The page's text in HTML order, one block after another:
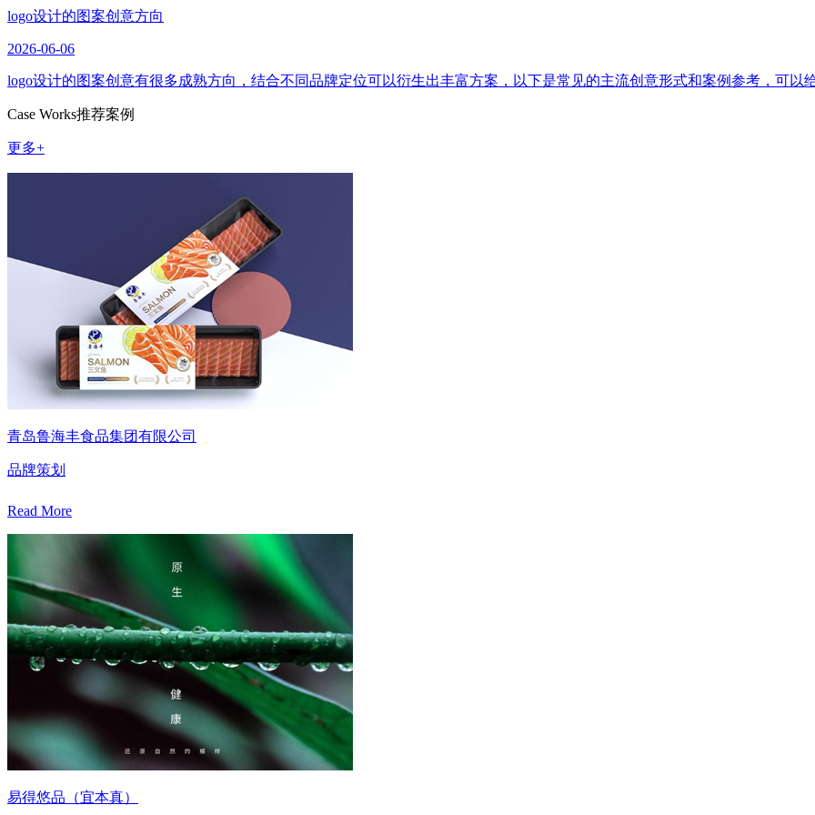
logo设计的图案创意方向
2026-06-06
logo设计的图案创意有很多成熟方向，结合不同品牌定位可以衍生出丰富方案，以下是常见的主流创意形式和案例参考，可以
Case Works推荐案例
更多+
青岛鲁海丰食品集团有限公司
品牌策划
Read More
易得悠品（宜本真）